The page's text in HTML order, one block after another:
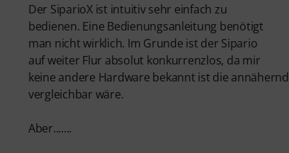
Der SiparioX ist intuitiv sehr einfach zu
bedienen. Eine Bedienungsanleitung benötigt
man nicht wirklich. Im Grunde ist der Sipario
auf weiter Flur absolut konkurrenzlos, da mir
keine andere Hardware bekannt ist die annähernd
vergleichbar wäre.
Aber.......